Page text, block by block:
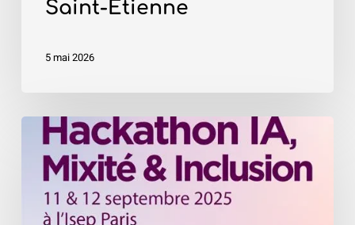
Saint-Étienne
5 mai 2026
Hackathon
Mixité